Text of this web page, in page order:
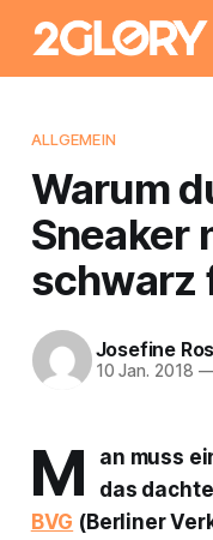
ALLGEMEIN
Warum
Sneaker
schwarz
Josefine
10 Jan. 2018
M
an muss
das
BVG (Berliner